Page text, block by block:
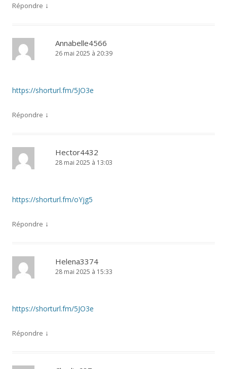
Répondre ↓
Annabelle4566
26 mai 2025 à 20:39
https://shorturl.fm/5JO3e
Répondre ↓
Hector4432
28 mai 2025 à 13:03
https://shorturl.fm/oYjg5
Répondre ↓
Helena3374
28 mai 2025 à 15:33
https://shorturl.fm/5JO3e
Répondre ↓